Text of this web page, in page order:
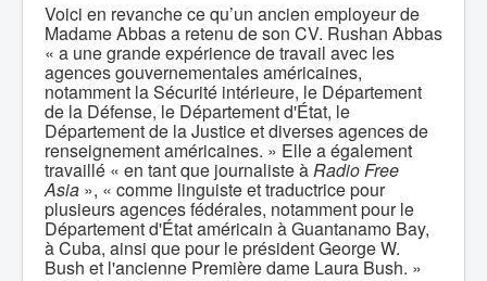
Voici en revanche ce qu’un ancien employeur de
Madame Abbas a retenu de son CV. Rushan Abbas
« a une grande expérience de travail avec les
agences gouvernementales américaines,
notamment la Sécurité intérieure, le Département
de la Défense, le Département d'État, le
Département de la Justice et diverses agences de
renseignement américaines. » Elle a également
travaillé « en tant que journaliste àRadio Free
Asia », « comme linguiste et traductrice pour
plusieurs agences fédérales, notamment pour le
Département d'État américain à Guantanamo Bay,
à Cuba, ainsi que pour le président George W.
Bush et l'ancienne Première dame Laura Bush. »